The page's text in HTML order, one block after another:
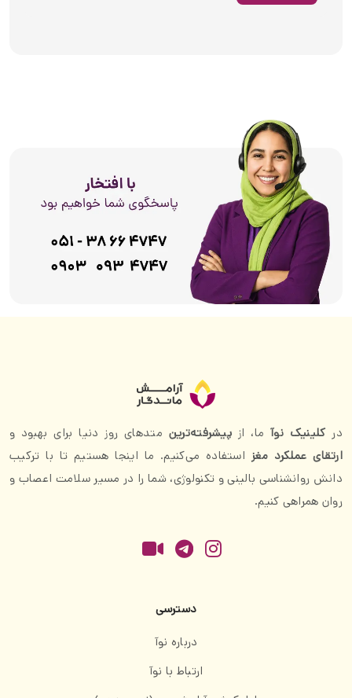
درکلینیک نوآما، از پیشرفته‌ترین متدهای روز دنیا برای بهبود و
ارتقای عملکرد مغز استفاده می‌کنیم. ما اینجا هستیم تا با ترکیب
دانش روانشناسی بالینی و تکنولوژی، شما را در مسیر سلامت اعصاب و
روان همراهی کنیم.
دسترسی
درباره نوآ
ارتباط با نوآ